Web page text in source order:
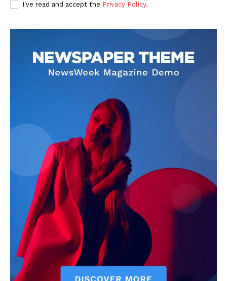
I've read and accept the Privacy Policy.